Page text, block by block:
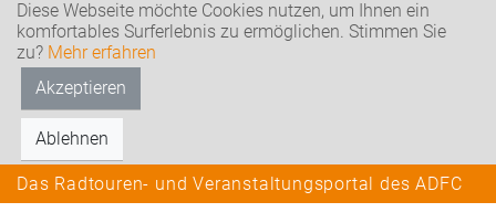
Diese Webseite möchte Cookies nutzen, um Ihnen ein
komfortables Surferlebnis zu ermöglichen. Stimmen Sie
zu? Mehr erfahren
Akzeptieren
Ablehnen
Das Radtouren- und Veranstaltungsportal des ADFC